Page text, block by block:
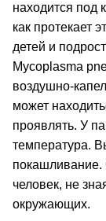
находится под
как протекает
детей и
Mycoplasma
воздушно-
может
проявлять. У
температура.
покашливание.
человек, не
окружающих.